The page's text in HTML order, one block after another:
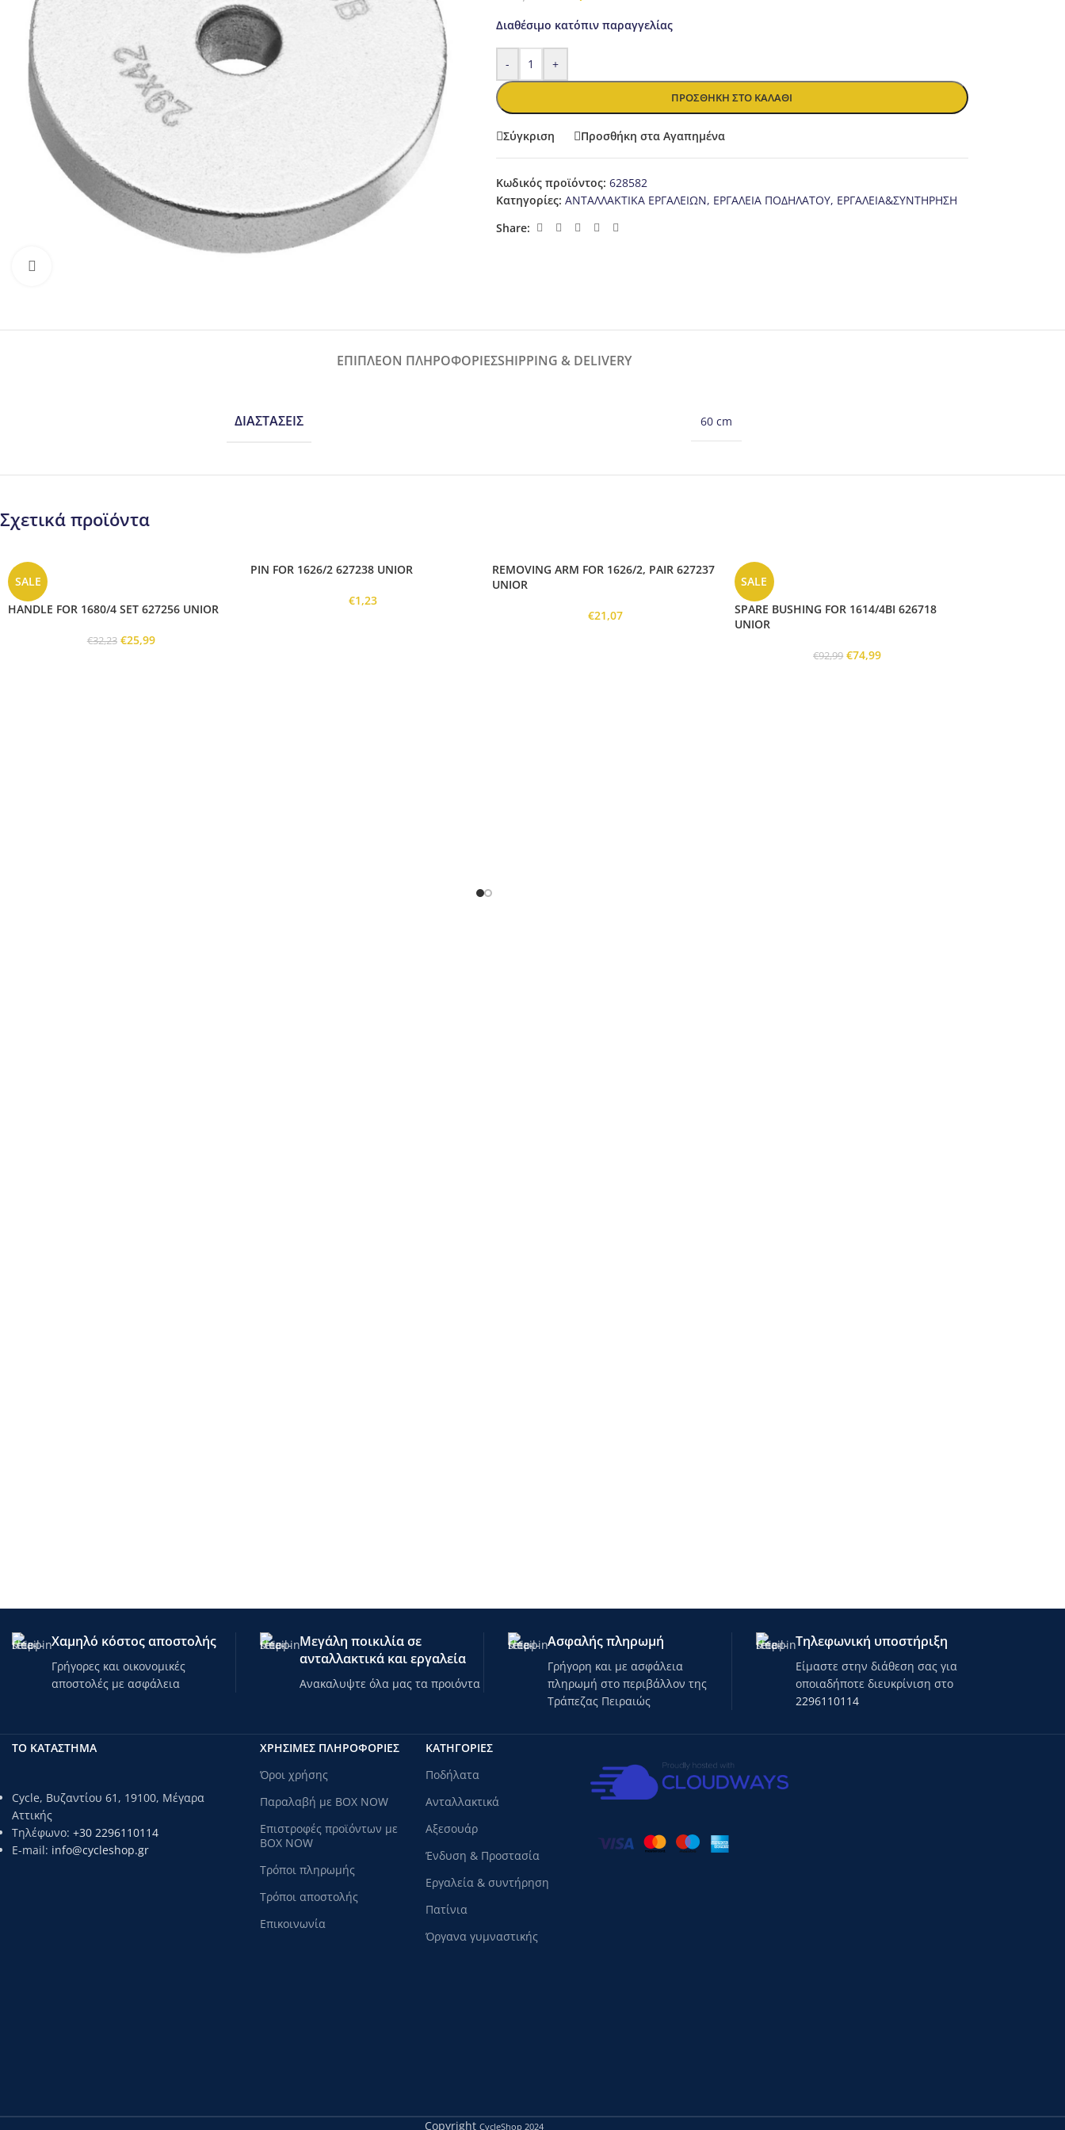
Διαθέσιμο κατόπιν παραγγελίας
- +
ΠΡΟΣΘΉΚΗ ΣΤΟ ΚΑΛΆΘΙ
Σύγκριση Προσθήκη στα Αγαπημένα
Κωδικός προϊόντος: 628582
Κατηγορίες: ΑΝΤΑΛΛΑΚΤΙΚΑ ΕΡΓΑΛΕΙΩΝ, ΕΡΓΑΛΕΙΑ ΠΟΔΗΛΑΤΟΥ, ΕΡΓΑΛΕΙΑ&ΣΥΝΤΗΡΗΣΗ
Share:
ΕΠΙΠΛΈΟΝ ΠΛΗΡΟΦΟΡΊΕΣSHIPPING & DELIVERY
ΔΙΑΣΤΆΣΕΙΣ 60 cm
Σχετικά προϊόντα
SALE
HANDLE FOR 1680/4 SET 627256 UNIOR
€32,23 €25,99
PIN FOR 1626/2 627238 UNIOR
€1,23
REMOVING ARM FOR 1626/2, PAIR 627237
UNIOR
€21,07
SALE
SPARE BUSHING FOR 1614/4BI 626718
UNIOR
€92,99 €74,99
Χαμηλό κόστος αποστολής
Γρήγορες και οικονομικές
αποστολές με ασφάλεια
Μεγάλη ποικιλία σε
ανταλλακτικά και εργαλεία
Ανακαλυψτε όλα μας τα προιόντα
Ασφαλής πληρωμή
Γρήγορη και με ασφάλεια
πληρωμή στο περιβάλλον της
Τράπεζας Πειραιώς
Τηλεφωνική υποστήριξη
Είμαστε στην διάθεση σας για
οποιαδήποτε διευκρίνιση στο
2296110114
ΤΟ ΚΑΤΑΣΤΗΜΑ
Cycle, Βυζαντίου 61, 19100, Μέγαρα
Αττικής
Τηλέφωνο: +30 2296110114
E-mail: info@cycleshop.gr
ΧΡΗΣΙΜΕΣ ΠΛΗΡΟΦΟΡΙΕΣ
Όροι χρήσης
Παραλαβή με BOX NOW
Επιστροφές προϊόντων με
BOX NOW
Τρόποι πληρωμής
Τρόποι αποστολής
Επικοινωνία
ΚΑΤΗΓΟΡΊΕΣ
Ποδήλατα
Ανταλλακτικά
Αξεσουάρ
Ένδυση & Προστασία
Εργαλεία & συντήρηση
Πατίνια
Όργανα γυμναστικής
Copyright CycleShop 2024